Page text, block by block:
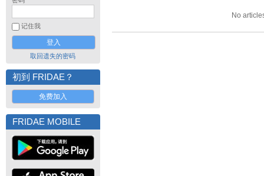
记住我
取回遗失的密码
初到 FRIDAE？
免费加入
FRIDAE MOBILE
No